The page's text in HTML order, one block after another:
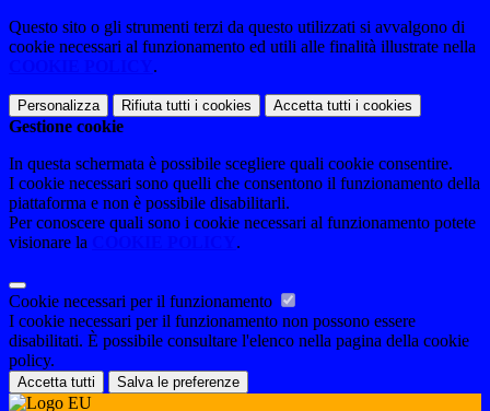
Questo sito o gli strumenti terzi da questo utilizzati si avvalgono di
cookie necessari al funzionamento ed utili alle finalità illustrate nella
.
Personalizza Rifiuta tutti i cookies Accetta tutti i cookies
Gestione cookie
In questa schermata è possibile scegliere quali cookie consentire.
I cookie necessari sono quelli che consentono il funzionamento della
piattaforma e non è possibile disabilitarli.
Per conoscere quali sono i cookie necessari al funzionamento potete
visionare la
.
Cookie necessari per il funzionamento
I cookie necessari per il funzionamento non possono essere
disabilitati. È possibile consultare l'elenco nella pagina della cookie
policy.
Accetta tutti Salva le preferenze